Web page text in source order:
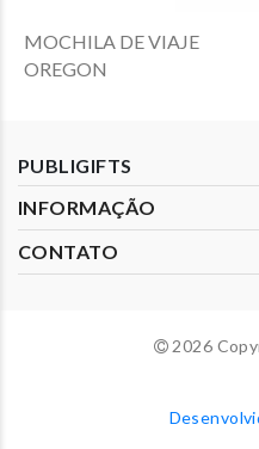
MOCHILA DE VIAJE
OREGON
PUBLIGIFTS
INFORMAÇÃO
CONTATO
2026